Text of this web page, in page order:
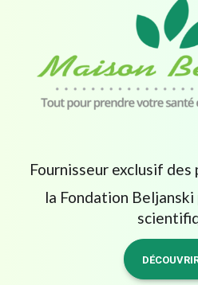
Fournisseur exclusif
la Fondation